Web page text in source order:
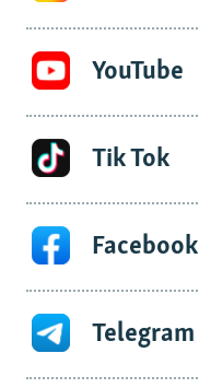
YouTube
Tik Tok
Facebook
Telegram